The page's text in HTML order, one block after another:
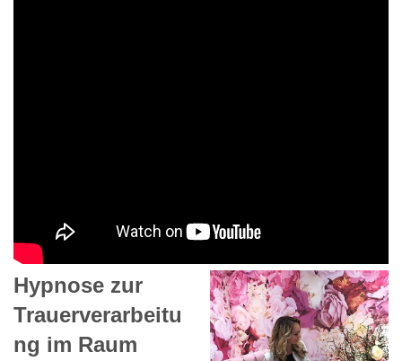
Hypnose zur
Trauerverarbeitu
ng im Raum